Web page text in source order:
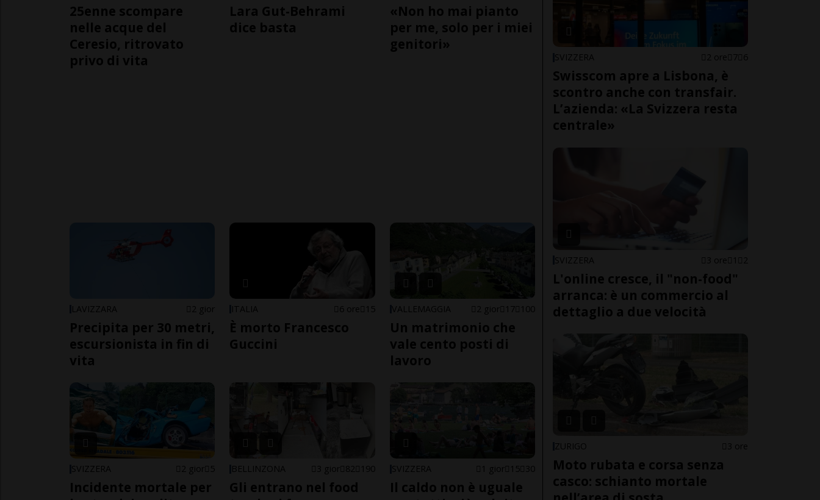
25enne scompare
nelle acque del
Ceresio, ritrovato
privo di vita
Lara Gut-Behrami
dice basta
«Non ho mai pianto
per me, solo per i miei
genitori»
LAVIZZARA 2 gior
Precipita per 30 metri,
escursionista in fin di
vita
ITALIA 6 ore 15
È morto Francesco
Guccini
VALLEMAGGIA 2 gior 17 100
Un matrimonio che
vale cento posti di
lavoro
SVIZZERA 2 gior 5
Incidente mortale per
BELLINZONA 3 gior 82 190
Gli entrano nel food
SVIZZERA 1 gior 15 30
Il caldo non è uguale
SVIZZERA 2 ore 7 6
Swisscom apre a Lisbona, è
scontro anche con transfair.
L’azienda: «La Svizzera resta
centrale»
SVIZZERA 3 ore 1 2
L'online cresce, il "non-food"
arranca: è un commercio al
dettaglio a due velocità
ZURIGO 3 ore
Moto rubata e corsa senza
casco: schianto mortale